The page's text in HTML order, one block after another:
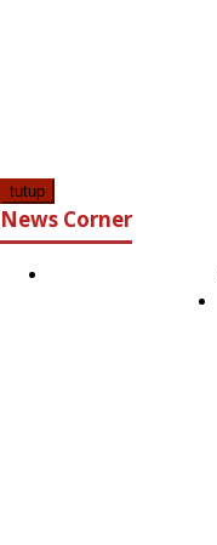
tutup
News Corner